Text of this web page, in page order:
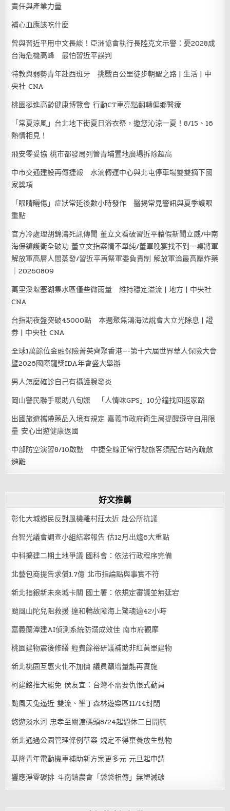
責任與產業力量
補心血應該吃什麼
曾與習近平用中文長談！亞洲協會執行長陸克文示警：憂2028成
台海危機高峰 最怕習近平誤判
特教與弱勢青年赴西班牙 挑戰百公里徒步朝聖之路 | 生活 | 中
央社 CNA
桃園挺進高齡健康博覽會 行動CT車亮點翻轉偏鄉醫療
「常夏涼風」台北地下街夏日浴衣祭，邀您沁涼一夏！8/15、16
熱情相見！
飛安零妥協 桃市都發局列管青埔置地廣場拆除超高
中市交通建設再傳捷報 水湳轉運中心與北屯停車場雙雙摘下國
家獎項
「眼睛曬傷」症狀常延後數小時發作 醫揭常見警訊與夏季護眼
重點
官方冷處理胡錦濤死訊傳聞 董立文看破習近平藉假新聞立威/中南
海保鑣護衛全破功 董立文指案情不單純/董軍晚宴找不到一桌將軍
解放軍高層人間蒸發/習近平再祭軍委負責制 解放軍淪最高壓炸藥
｜20260809
萬里溪堰塞湖集水區僅些微雨量 維持穩定溢流 | 地方 | 中央社
CNA
台指期夜盤突破45000點 本週聚焦鴻海法說會大立光除息 | 證
券 | 中央社 CNA
全球1萬餘位金融保險菁英齊聚香港—-第十六屆世界華人保險大會
暨2026國際龍獎IDA年會盛大舉辦
男人怎麼確診自己有攝護腺發炎
岡山警民聯手暖助八旬嬤 「人情味GPS」10分鐘找回返家路
出國旅遊攜帶藥品入境有規定 嘉義市政府衛生局提醒遵守自用限
量 安心出遊健康返國
中部防空演習8/10啟動 中捷全線正常行駛旅客須配合站內疏散
避難
好文推薦
彰化大城鄉民反對風機離村莊太近 赴公所抗議
台智光議會調查小組結案報告 估12月出爐6大重點
中科擴建二期土地爭議 國科會：依法行政程序完備
北藝包商提告求償1.7億 北市指論點與事實不符
新北指銀新未來城卡關 國土署：依規定審議並無延宕
颱風山陀兒阻救援 達和輪故障海上驚魂逾42小時
嘉義蘭潭建AI偵測系統防溺成效佳 南市府觀摩
桃園建物震後修繕 經費餘裕研議補助非紅黃單建物
新北桃園互惠火化不加價 議員籲增量能再實施
柯建銘推大罷免 侯友宜：台灣不需要仇恨式動員
颱風天兔逼近 雙流、墾丁森林遊樂區11/14封閉
悠遊淡水河 忠孝至關渡碼頭8/24起週休二日開航
新北通過公園管理條例草案 規定不得棄養放生動物
基隆青年電動機車補助新方案更多元 元旦起申請
響應淨零碳排 斗南鎮農會「袋袋相傳」無塑減碳